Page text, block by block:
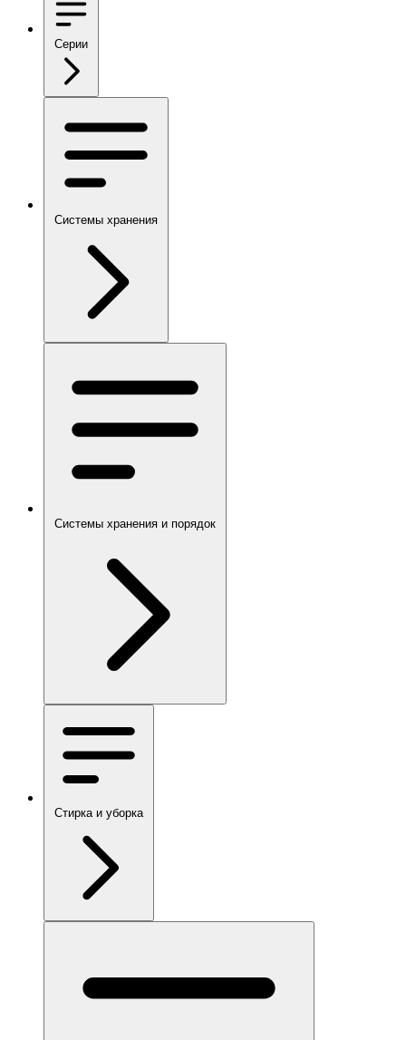
Серии
Системы хранения
Системы хранения и порядок
Стирка и уборка